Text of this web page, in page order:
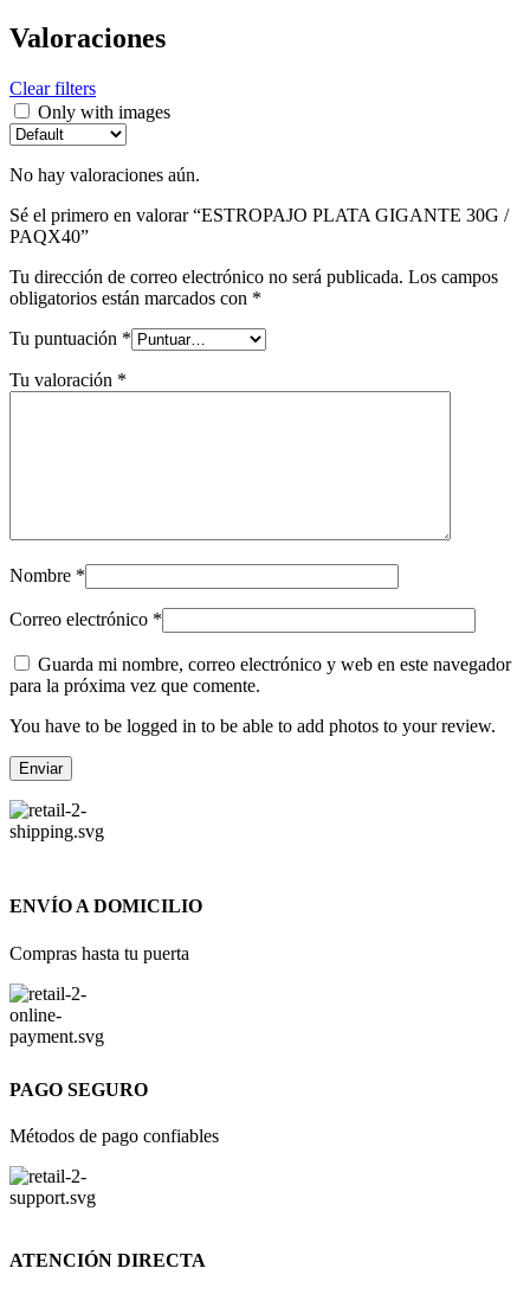
Valoraciones
Clear filters
Only with images
No hay valoraciones aún.
Sé el primero en valorar “ESTROPAJO PLATA GIGANTE 30G /
PAQX40”
Tu dirección de correo electrónico no será publicada. Los campos
obligatorios están marcados con *
Tu puntuación *
Tu valoración *
Nombre *
Correo electrónico *
Guarda mi nombre, correo electrónico y web en este navegador
para la próxima vez que comente.
You have to be logged in to be able to add photos to your review.
ENVÍO A DOMICILIO
Compras hasta tu puerta
PAGO SEGURO
Métodos de pago confiables
ATENCIÓN DIRECTA